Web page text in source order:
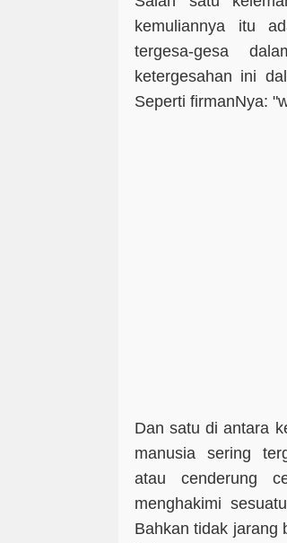
kemuliannya itu
tergesa-gesa
ketergesahan ini
Seperti firmanNya:
Dan satu di antara
manusia sering
atau cenderung
menghakimi
Bahkan tidak jarang